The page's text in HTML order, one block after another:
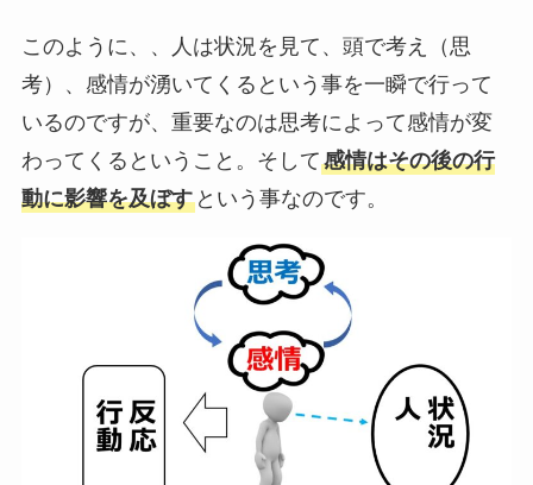
このように、、人は状況を見て、頭で考え（思
考）、感情が湧いてくるという事を一瞬で行って
いるのですが、重要なのは思考によって感情が変
わってくるということ。そして感情はその後の行
動に影響を及ぼすという事なのです。